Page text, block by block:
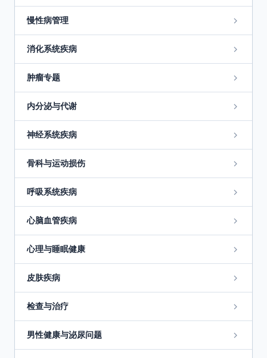
慢性病管理
消化系统疾病
肿瘤专题
内分泌与代谢
神经系统疾病
骨科与运动损伤
呼吸系统疾病
心脑血管疾病
心理与睡眠健康
皮肤疾病
检查与治疗
男性健康与泌尿问题